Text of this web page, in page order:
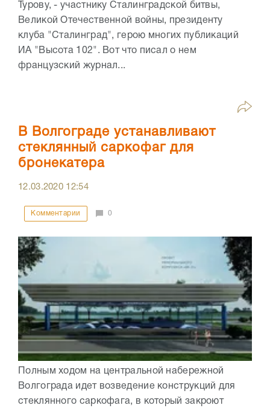
Турову, - участнику Сталинградской битвы,
Великой Отечественной войны, президенту
клуба "Сталинград", герою многих публикаций
ИА "Высота 102". Вот что писал о нем
французский журнал...
В Волгограде устанавливают
стеклянный саркофаг для
бронекатера
12.03.2020 12:54
Комментарии 0
Полным ходом на центральной набережной
Волгограда идет возведение конструкций для
стеклянного саркофага, в который закроют